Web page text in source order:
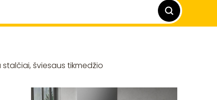
stalčiai, šviesaus tikmedžio